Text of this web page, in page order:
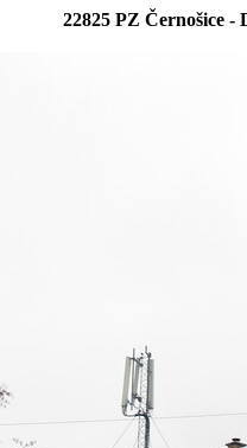
22825 PZ Černošice -